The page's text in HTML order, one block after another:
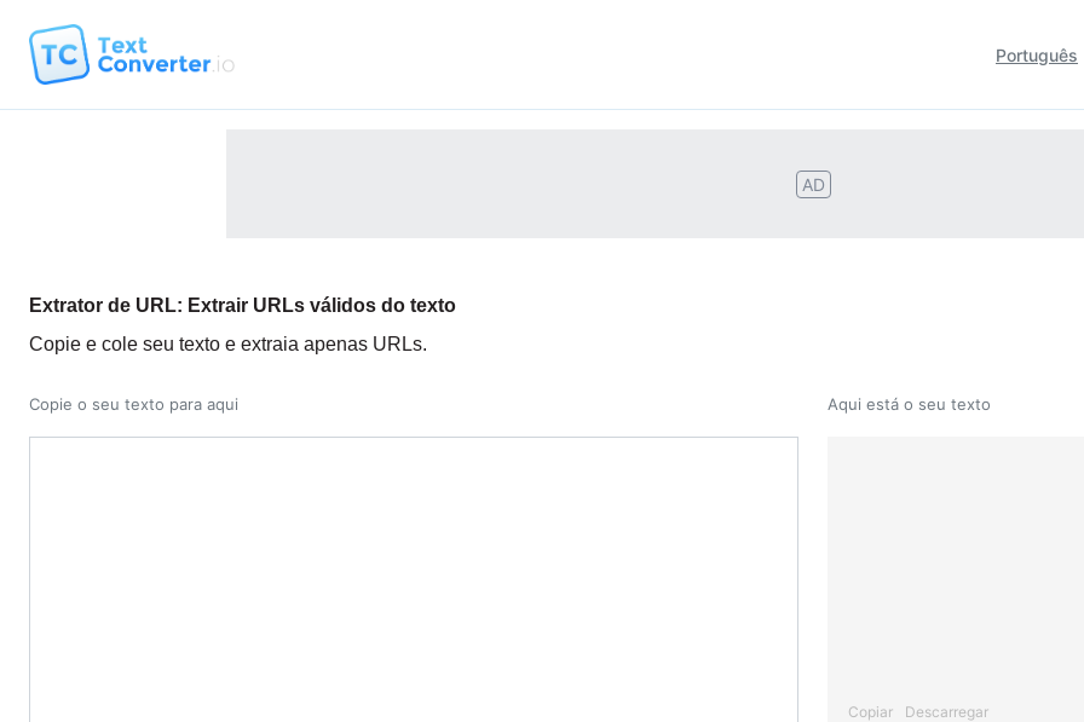
Português
AD
Extrator de URL: Extrair URLs válidos do texto
Copie e cole seu texto e extraia apenas URLs.
Copie o seu texto para aqui Aqui está o seu texto
Copiar Descarregar